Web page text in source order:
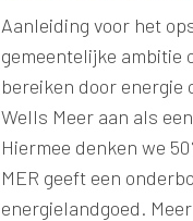
Aanleiding voor het
gemeentelijke ambitie
bereiken door
Wells Meer aan als
Hiermee denken we
MER geeft een
energielandgoed.